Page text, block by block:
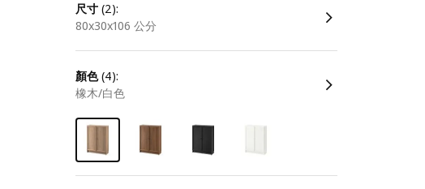
尺寸 (2):
80x30x106 公分
顏色(4):
橡木/白色